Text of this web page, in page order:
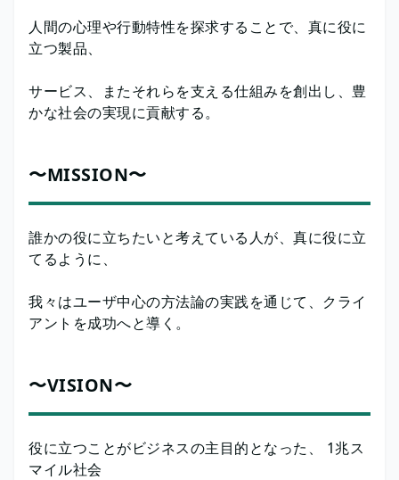
人間の心理や行動特性を探求することで、真に役に
立つ製品、
サービス、またそれらを支える仕組みを創出し、豊
かな社会の実現に貢献する。
〜MISSION〜
誰かの役に立ちたいと考えている人が、真に役に立
てるように、
我々はユーザ中心の方法論の実践を通じて、クライ
アントを成功へと導く。
〜VISION〜
役に立つことがビジネスの主目的となった、 1兆ス
マイル社会